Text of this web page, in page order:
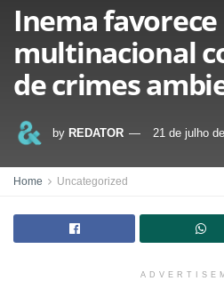
Inema favorece
multinacional
de crimes
by REDATOR 21 de julho
Home Uncategorized